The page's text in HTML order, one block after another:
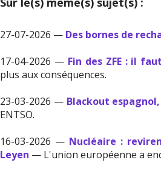
27-07-2026 — Des bornes de
17-04-2026 — Fin des ZFE : il
plus aux conséquences.
23-03-2026 — Blackout
ENTSO.
16-03-2026 — Nucléaire :
Leyen — L'union européenne a